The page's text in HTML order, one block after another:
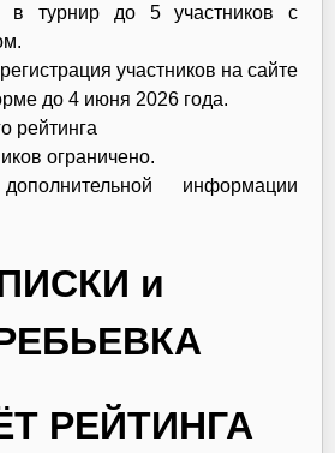
в турнир до 5 участников с
участников на сайте
до 4 июня 2026 года.
рейтинга
ограничено.
информации
и
РЕЙТИНГА